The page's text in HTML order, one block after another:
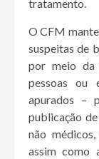
tratamento.
O CFM
suspeitas de
por meio da
pessoas ou
apurados –
publicação de
não
assim como